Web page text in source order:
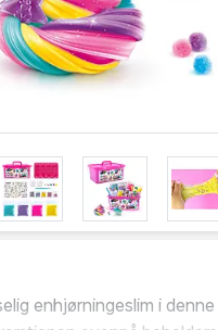
enhjørningeslim i